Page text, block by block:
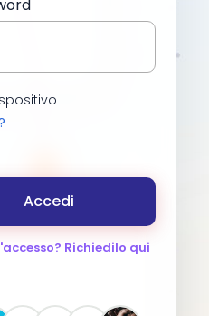
Accedi
Richiedilo qui